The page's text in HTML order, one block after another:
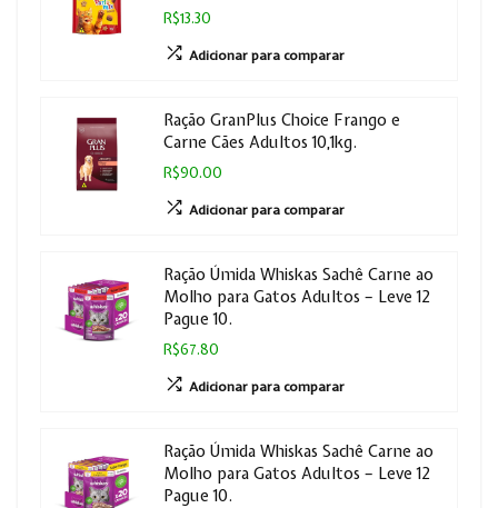
R$13.30
Adicionar para comparar
Ração GranPlus Choice Frango e
Carne Cães Adultos 10,1kg.
R$90.00
Adicionar para comparar
Ração Úmida Whiskas Sachê Carne ao
Molho para Gatos Adultos – Leve 12
Pague 10.
R$67.80
Adicionar para comparar
Ração Úmida Whiskas Sachê Carne ao
Molho para Gatos Adultos – Leve 12
Pague 10.